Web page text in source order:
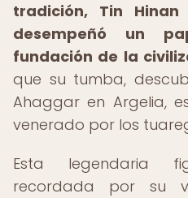
tradición, Tin
desempeñó un
fundación de la
que su tumba,
Ahaggar en Argelia,
venerado por los
Esta legendaria
recordada por su